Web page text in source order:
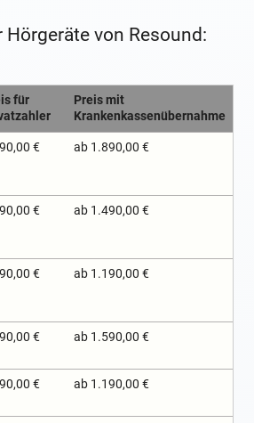
Hörgeräte von Resound:
für
Preis mit
Krankenkassenübernahme
€ ab 1.890,00 €
€ ab 1.490,00 €
€ ab 1.190,00 €
€ ab 1.590,00 €
€ ab 1.190,00 €